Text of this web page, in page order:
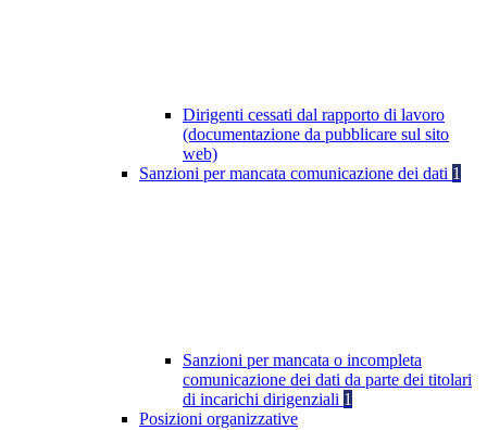
Dirigenti cessati dal rapporto di lavoro
(documentazione da pubblicare sul sito
web)
Sanzioni per mancata comunicazione dei dati 1
Sanzioni per mancata o incompleta
comunicazione dei dati da parte dei titolari
di incarichi dirigenziali 1
Posizioni organizzative